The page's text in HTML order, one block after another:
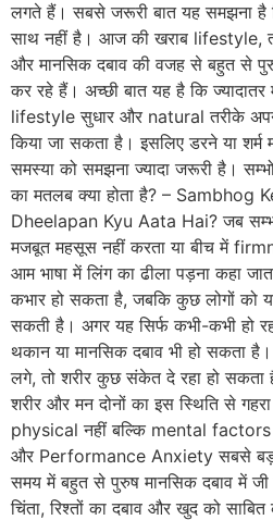
लगते हैं। सबसे जरूरी बात यह समझना
साथ नहीं है। आज की खराब lifestyle,
और मानसिक दबाव की वजह से बहुत से
कर रहे हैं। अच्छी बात यह है कि ज्यादातर
lifestyle सुधार और natural तरीके
किया जा सकता है। इसलिए डरने या
समस्या को समझना ज्यादा जरूरी है।
का मतलब क्या होता है? – Sambhog
Dheelapan Kyu Aata Hai? जब
मजबूत महसूस नहीं करता या बीच में
आम भाषा में लिंग का ढीला पड़ना कहा
कभार हो सकता है, जबकि कुछ लोगों को
सकती है। अगर यह सिर्फ कभी-कभी हो
थकान या मानसिक दबाव भी हो सकता
लगे, तो शरीर कुछ संकेत दे रहा हो सकता
शरीर और मन दोनों का इस स्थिति से
physical नहीं बल्कि mental factors
और Performance Anxiety सबसे
समय में बहुत से पुरुष मानसिक दबाव में
चिंता, रिश्तों का दबाव और खुद को